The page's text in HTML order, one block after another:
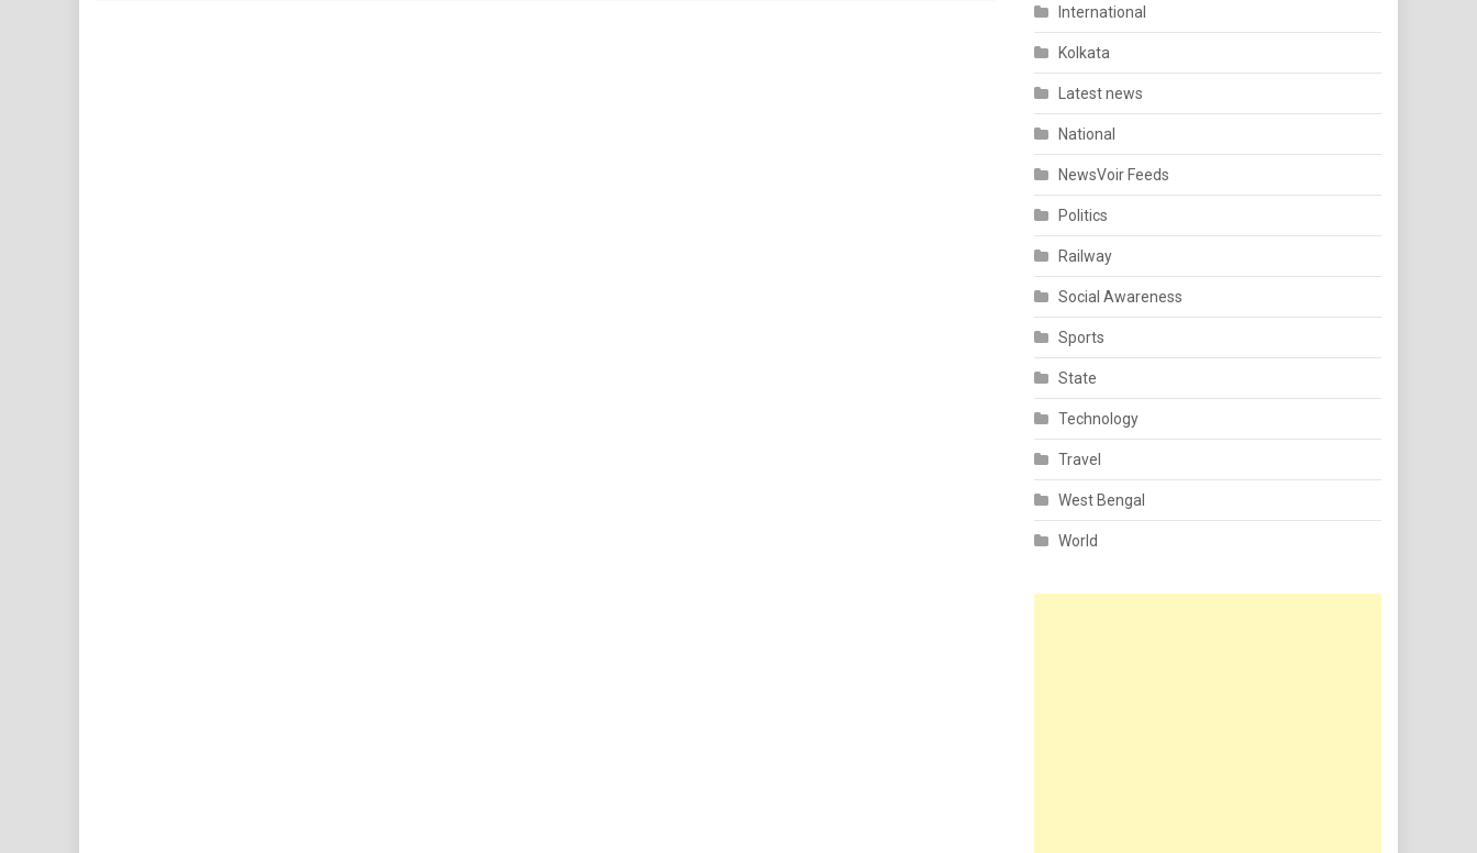
International
Kolkata
Latest news
National
NewsVoir Feeds
Politics
Railway
Social Awareness
Sports
State
Technology
Travel
West Bengal
World